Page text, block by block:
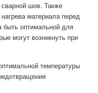
шов. Также
материала перед
быть оптимальной для
могут возникнуть при
температуры